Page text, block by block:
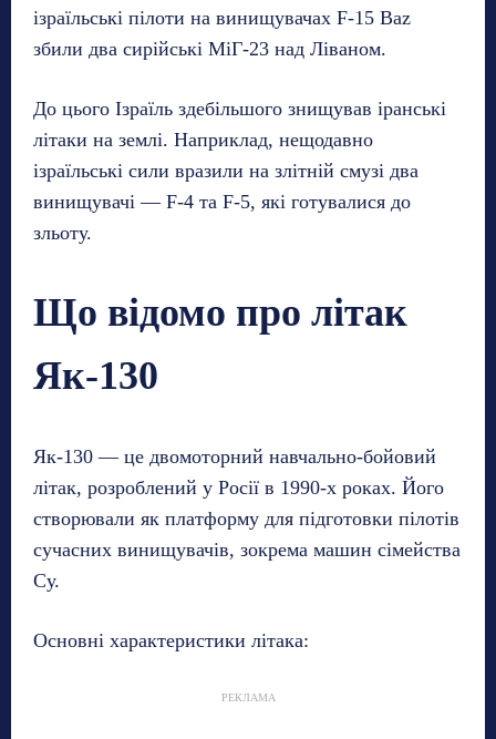
ізраїльські пілоти на винищувачах F-15 Baz
збили два сирійські МіГ-23 над Ліваном.
До цього Ізраїль здебільшого знищував іранські
літаки на землі. Наприклад, нещодавно
ізраїльські сили вразили на злітній смузі два
винищувачі — F-4 та F-5, які готувалися до
зльоту.
Що відомо про літак
Як-130
Як-130 — це двомоторний навчально-бойовий
літак, розроблений у Росії в 1990-х роках. Його
створювали як платформу для підготовки пілотів
сучасних винищувачів, зокрема машин сімейства
Су.
Основні характеристики літака:
РЕКЛАМА